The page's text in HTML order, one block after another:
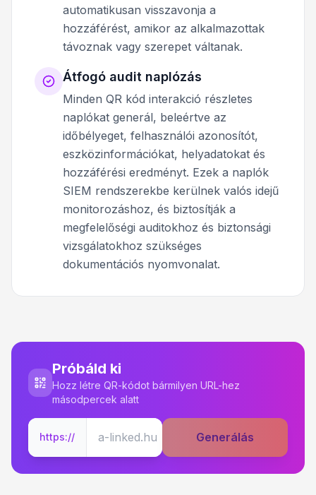
automatikusan visszavonja a
hozzáférést, amikor az alkalmazottak
távoznak vagy szerepet váltanak.
Átfogó audit naplózás
Minden QR kód interakció részletes
naplókat generál, beleértve az
időbélyeget, felhasználói azonosítót,
eszközinformációkat, helyadatokat és
hozzáférési eredményt. Ezek a naplók
SIEM rendszerekbe kerülnek valós idejű
monitorozáshoz, és biztosítják a
megfelelőségi auditokhoz és biztonsági
vizsgálatokhoz szükséges
dokumentációs nyomvonalat.
Próbáld ki
Hozz létre QR-kódot bármilyen URL-hez
másodpercek alatt
https:// Generálás